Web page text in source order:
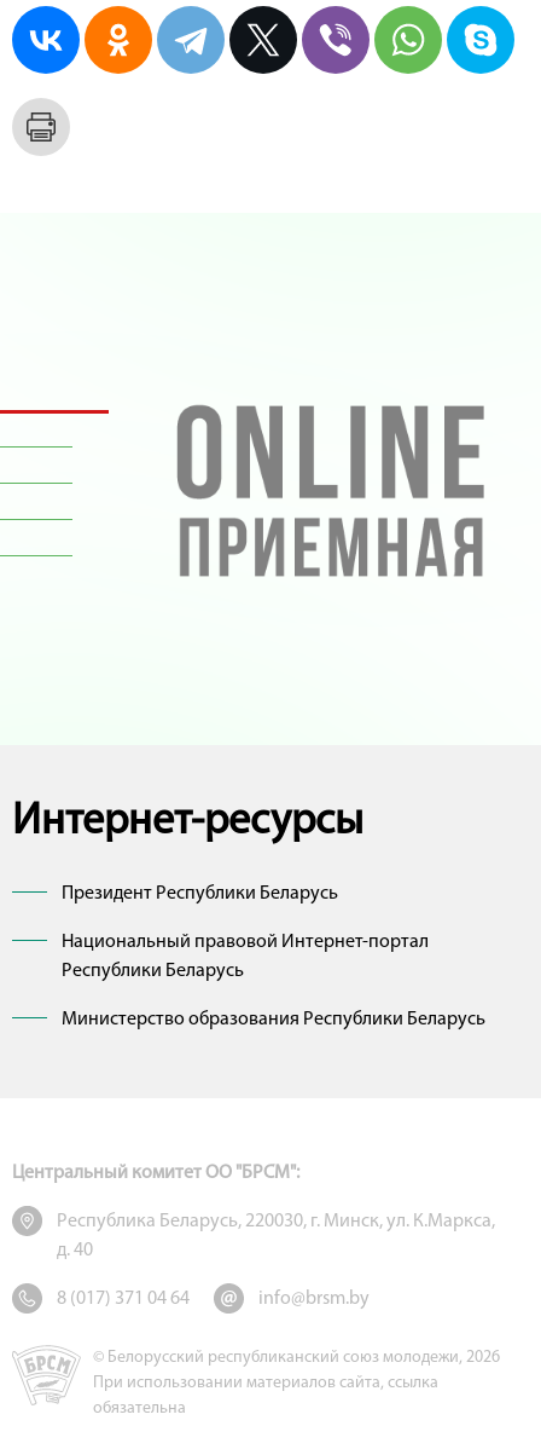
Интернет-ресурсы
Президент Республики Беларусь
Национальный правовой Интернет-портал
Республики Беларусь
Министерство образования Республики Беларусь
Центральный комитет ОО "БРСМ":
Республика Беларусь, 220030, г. Минск, ул. К.Маркса,
д. 40
8 (017) 371 04 64 info@brsm.by
© Белорусский республиканский союз молодежи, 2026
При использовании материалов сайта, ссылка
обязательна